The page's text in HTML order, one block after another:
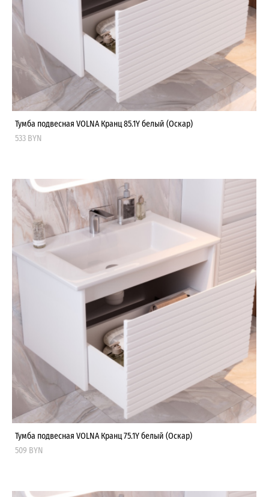
Тумба подвесная VOLNA Кранц 85.1Y белый (Оскар)
533 BYN
Тумба подвесная VOLNA Кранц 75.1Y белый (Оскар)
509 BYN